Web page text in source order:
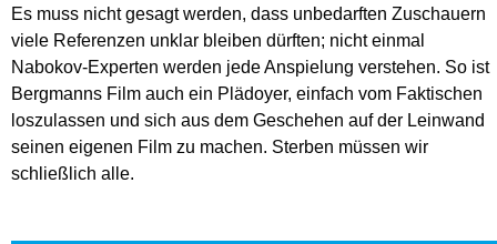
Es muss nicht gesagt werden, dass unbedarften Zuschauern
viele Referenzen unklar bleiben dürften; nicht einmal
Nabokov-Experten werden jede Anspielung verstehen. So ist
Bergmanns Film auch ein Plädoyer, einfach vom Faktischen
loszulassen und sich aus dem Geschehen auf der Leinwand
seinen eigenen Film zu machen. Sterben müssen wir
schließlich alle.